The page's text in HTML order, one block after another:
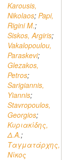
Karousis,
Nikolaos; Papi,
Rigini M.;
Siskos, Argiris;
Vakalopoulou,
Paraskevi;
Glezakos,
Petros;
Sarigiannis,
Yiannis;
Stavropoulos,
Georgios;
Κυριακίδης,
Δ.Α.;
Ταγματάρχης,
Νίκος